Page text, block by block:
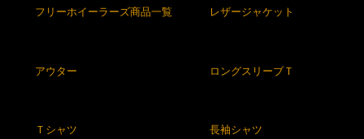
フリーホイーラーズ商品一覧 レザージャケット
アウター ロングスリーブＴ
Ｔシャツ 長袖シャツ